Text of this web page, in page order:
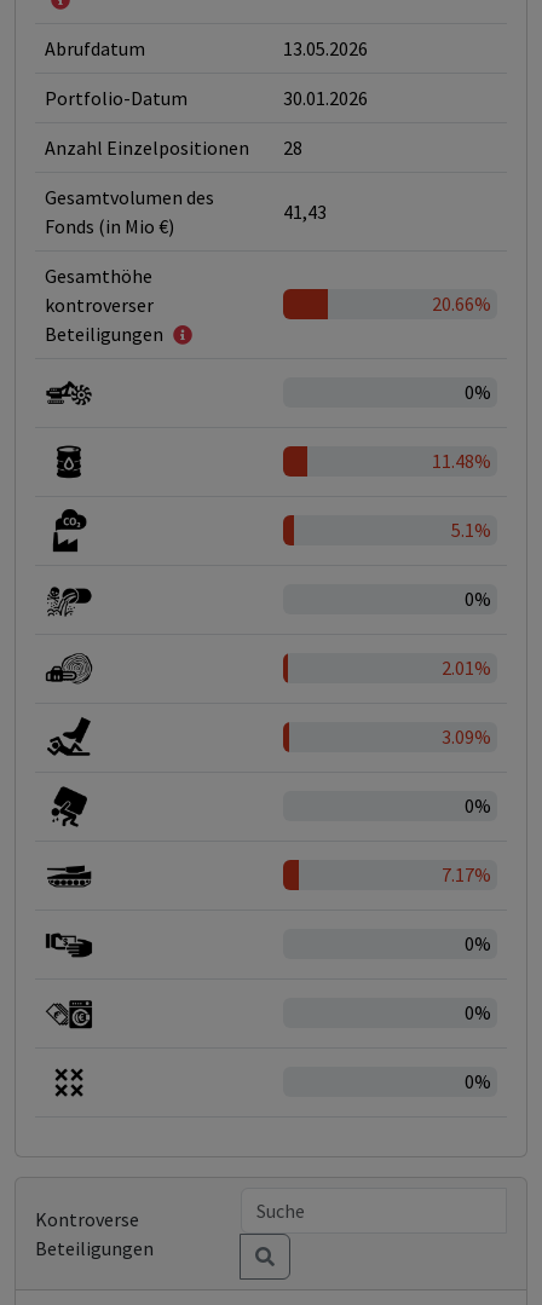
Abrufdatum 13.05.2026
Portfolio-Datum 30.01.2026
Anzahl Einzelpositionen 28
Gesamtvolumen des
Fonds (in Mio €)
41,43
Gesamthöhe
kontroverser
Beteiligungen
20.66%
0%
11.48%
5.1%
0%
2.01%
3.09%
0%
7.17%
0%
0%
0%
Kontroverse
Beteiligungen